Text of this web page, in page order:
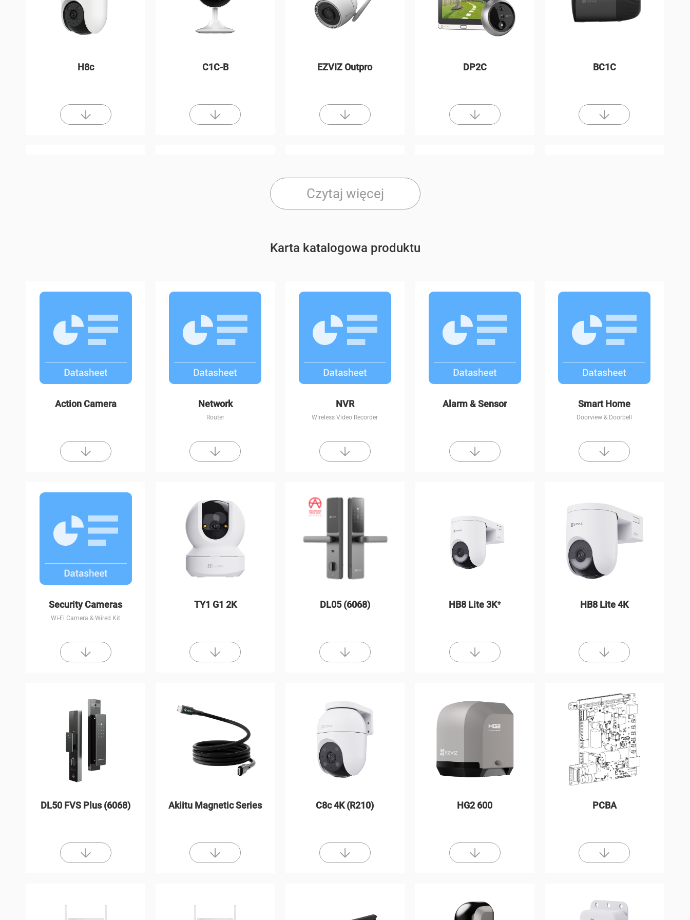
H8c C1C-B EZVIZ Outpro DP2C BC1C
Czytaj więcej
Karta katalogowa produktu
Action Camera Network
Router
NVR
Wireless Video Recorder
Alarm & Sensor Smart Home
Doorview & Doorbell
Security Cameras
Wi-Fi Camera & Wired Kit
TY1 G1 2K DL05 (6068) HB8 Lite 3K⁺ HB8 Lite 4K
DL50 FVS Plus (6068) Akiitu Magnetic Series C8c 4K (R210) HG2 600 PCBA